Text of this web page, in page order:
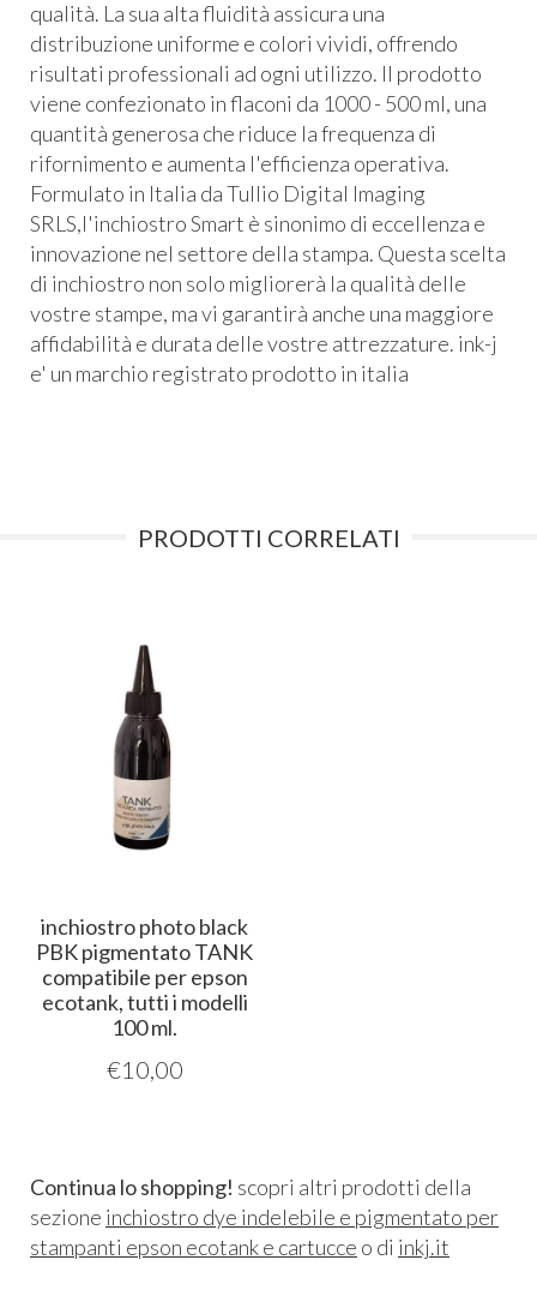
qualità. La sua alta fluidità assicura una
distribuzione uniforme e colori vividi, offrendo
risultati professionali ad ogni utilizzo. Il prodotto
viene confezionato in flaconi da 1000 - 500 ml, una
quantità generosa che riduce la frequenza di
rifornimento e aumenta l'efficienza operativa.
Formulato in Italia da Tullio Digital Imaging
SRLS,l'inchiostro Smart è sinonimo di eccellenza e
innovazione nel settore della stampa. Questa scelta
di inchiostro non solo migliorerà la qualità delle
vostre stampe, ma vi garantirà anche una maggiore
affidabilità e durata delle vostre attrezzature. ink-j
e' un marchio registrato prodotto in italia
PRODOTTI CORRELATI
inchiostro photo black
PBK pigmentato TANK
compatibile per epson
ecotank, tutti i modelli
100 ml.
€10,00
Continua lo shopping! scopri altri prodotti della
sezione inchiostro dye indelebile e pigmentato per
stampanti epson ecotank e cartucce o di inkj.it